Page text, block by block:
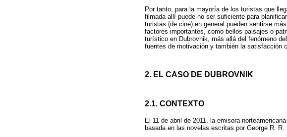
Por tanto, para la mayoría de los turistas que
filmada allí puede no ser suficiente para
turistas (de cine) en general pueden sentirse
factores importantes, como bellos paisajes o
turístico en Dubrovnik, más allá del fenómeno
fuentes de motivación y también la satisfacción
2. EL CASO DE DUBROVNIK
2.1. CONTEXTO
El 11 de abril de 2011, la emisora
basada en las novelas escritas por George R.